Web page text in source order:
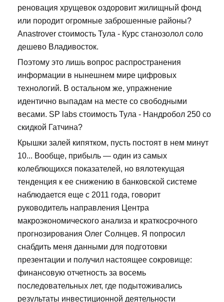
реновация хрущевок оздоровит жилищный фонд
или породит огромные заброшенные районы?
Anastrover стоимость Тула - Курс станозолол соло
дешево Владивосток.
Поэтому это лишь вопрос распространения
информации в нынешнем мире цифровых
технологий. В остальном же, упражнение
идентично выпадам на месте со свободными
весами. SP labs стоимость Тула - Нандробол 250 со
скидкой Гатчина?
Крышки залей кипятком, пусть постоят в нем минут
10... Вообще, прибыль — один из самых
колеблющихся показателей, но вялотекущая
тенденция к ее снижению в банковской системе
наблюдается еще с 2011 года, говорит
руководитель направления Центра
макроэкономического анализа и краткосрочного
прогнозирования Олег Солнцев. Я попросил
снабдить меня данными для подготовки
презентации и получил настоящее сокровище:
финансовую отчетность за восемь
последовательных лет, где подытоживались
результаты инвестиционной деятельности